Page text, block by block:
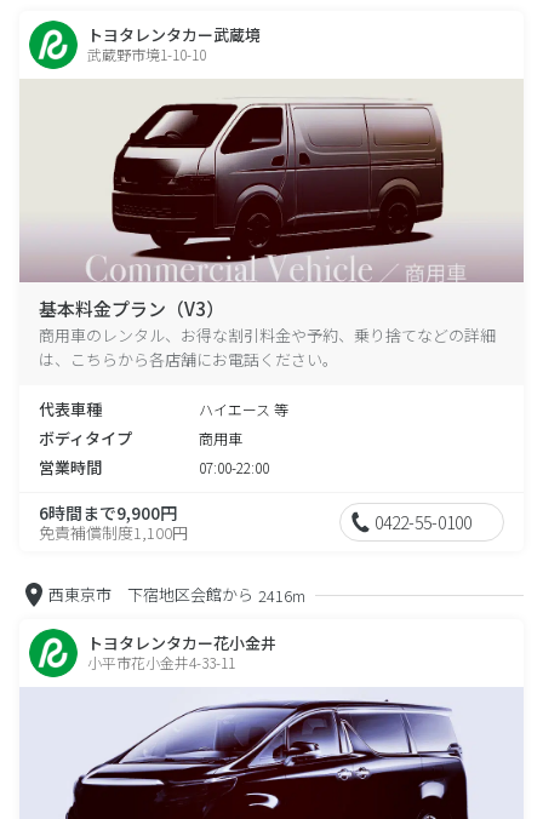
トヨタレンタカー武蔵境
武蔵野市境1-10-10
基本料金プラン（V3）
商用車のレンタル、お得な割引料金や予約、乗り捨てなどの詳細
は、こちらから各店舗にお電話ください。
代表車種 ハイエース 等
ボディタイプ 商用車
営業時間 07:00-22:00
6時間まで9,900円
免責補償制度1,100円 0422-55-0100
西東京市 下宿地区会館から 2416m
トヨタレンタカー花小金井
小平市花小金井4-33-11